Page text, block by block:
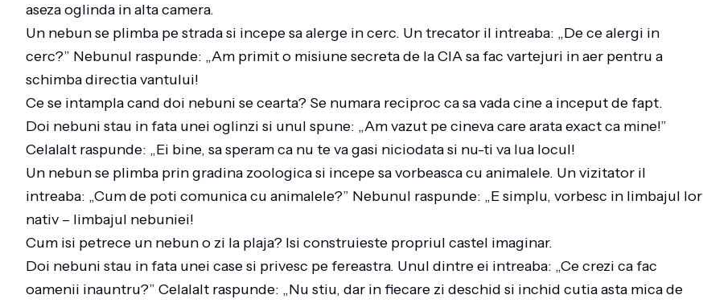
aseza oglinda in alta camera.
Un nebun se plimba pe strada si incepe sa alerge in cerc. Un trecator il intreaba: „De ce alergi in
cerc?” Nebunul raspunde: „Am primit o misiune secreta de la CIA sa fac vartejuri in aer pentru a
schimba directia vantului!
Ce se intampla cand doi nebuni se cearta? Se numara reciproc ca sa vada cine a inceput de fapt.
Doi nebuni stau in fata unei oglinzi si unul spune: „Am vazut pe cineva care arata exact ca mine!”
Celalalt raspunde: „Ei bine, sa speram ca nu te va gasi niciodata si nu-ti va lua locul!
Un nebun se plimba prin gradina zoologica si incepe sa vorbeasca cu animalele. Un vizitator il
intreaba: „Cum de poti comunica cu animalele?” Nebunul raspunde: „E simplu, vorbesc in limbajul lor
nativ – limbajul nebuniei!
Cum isi petrece un nebun o zi la plaja? Isi construieste propriul castel imaginar.
Doi nebuni stau in fata unei case si privesc pe fereastra. Unul dintre ei intreaba: „Ce crezi ca fac
oamenii inauntru?” Celalalt raspunde: „Nu stiu, dar in fiecare zi deschid si inchid cutia asta mica de